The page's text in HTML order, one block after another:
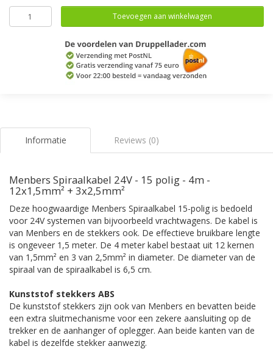
Toevoegen aan winkelwagen
Informatie Reviews (0)
Menbers Spiraalkabel 24V - 15 polig - 4m -
12x1,5mm² + 3x2,5mm²
Deze hoogwaardige Menbers Spiraalkabel 15-polig is bedoeld
voor 24V systemen van bijvoorbeeld vrachtwagens. De kabel is
van Menbers en de stekkers ook. De effectieve bruikbare lengte
is ongeveer 1,5 meter. De 4 meter kabel bestaat uit 12 kernen
van 1,5mm² en 3 van 2,5mm² in diameter. De diameter van de
spiraal van de spiraalkabel is 6,5 cm.
Kunststof stekkers ABS
De kunststof stekkers zijn ook van Menbers en bevatten beide
een extra sluitmechanisme voor een zekere aansluiting op de
trekker en de aanhanger of oplegger. Aan beide kanten van de
kabel is dezelfde stekker aanwezig.